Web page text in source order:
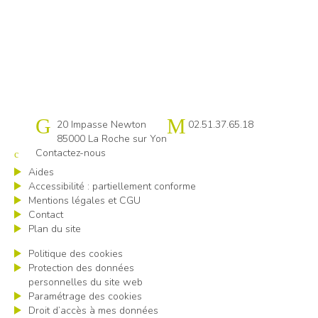
Cap emploi 85
20 Impasse Newton
85000 La Roche sur Yon
02.51.37.65.18
Contactez-nous
Aides
Accessibilité : partiellement conforme
Mentions légales et CGU
Contact
Plan du site
Politique des cookies
Protection des données
personnelles du site web
Paramétrage des cookies
Droit d’accès à mes données